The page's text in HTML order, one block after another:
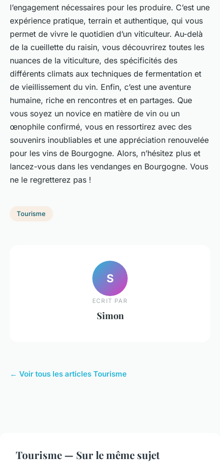
l’engagement nécessaires pour les produire. C’est une
expérience pratique, terrain et authentique, qui vous
permet de vivre le quotidien d’un viticulteur. Au-delà
de la cueillette du raisin, vous découvrirez toutes les
nuances de la viticulture, des spécificités des
différents climats aux techniques de fermentation et
de vieillissement du vin. Enfin, c’est une aventure
humaine, riche en rencontres et en partages. Que
vous soyez un novice en matière de vin ou un
œnophile confirmé, vous en ressortirez avec des
souvenirs inoubliables et une appréciation renouvelée
pour les vins de Bourgogne. Alors, n’hésitez plus et
lancez-vous dans les vendanges en Bourgogne. Vous
ne le regretterez pas !
Tourisme
S
ECRIT PAR
Simon
← Voir tous les articles Tourisme
Tourisme — Sur le même sujet